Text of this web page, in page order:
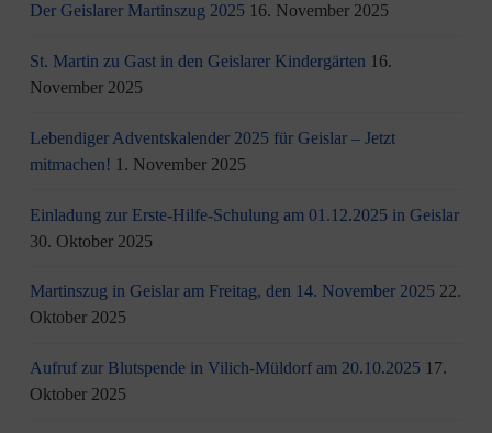
Der Geislarer Martinszug 2025 16. November 2025
St. Martin zu Gast in den Geislarer Kindergärten 16.
November 2025
Lebendiger Adventskalender 2025 für Geislar – Jetzt
mitmachen! 1. November 2025
Einladung zur Erste-Hilfe-Schulung am 01.12.2025 in Geislar
30. Oktober 2025
Martinszug in Geislar am Freitag, den 14. November 2025 22.
Oktober 2025
Aufruf zur Blutspende in Vilich-Müldorf am 20.10.2025 17.
Oktober 2025